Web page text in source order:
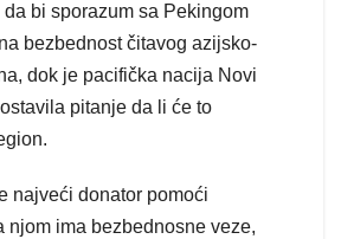
bi sporazum sa Pekingom
bezbednost čitavog azijsko-
dok je pacifička nacija Novi
pitanje da li će to
najveći donator pomoći
njom ima bezbednosne veze,